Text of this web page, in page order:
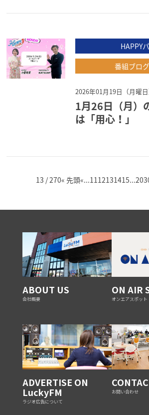
HAPPY
番組ブロ
2026年01月19日（月曜日
1月26日（月）
は「用心！」
13 / 270« 先頭«...1112131415...20
ABOUT US
会社概要
ON AIR
オンエアスポット
ADVERTISE ON
LuckyFM
ラジオ広告について
お問い合わせ